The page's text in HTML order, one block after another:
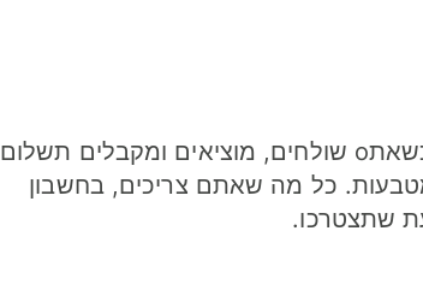
חסכו כסף כשאתo שולחים, מוציאים ומקבלים תשלום
40 מטבעות. כל מה שאתם צריכים, בחשבון
שתצטרכו.